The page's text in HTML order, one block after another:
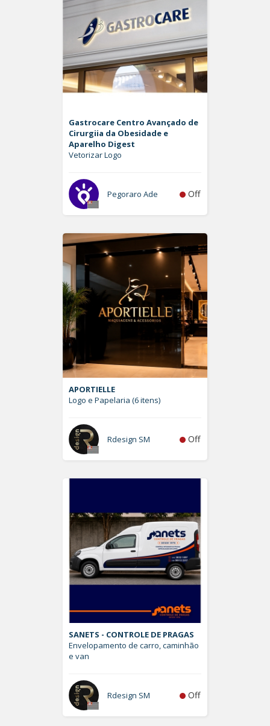
Gastrocare Centro Avançado de
Cirurgiia da Obesidade e
Aparelho Digest
Vetorizar Logo
Pegoraro Ade Off
APORTIELLE
Logo e Papelaria (6 itens)
Rdesign SM Off
SANETS - CONTROLE DE PRAGAS
Envelopamento de carro, caminhão
e van
Rdesign SM Off